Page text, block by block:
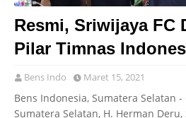
Resmi, Sriwijaya FC
Pilar Timnas
Bens Indo Maret 15, 2021
Bens Indonesia, Sumatera Selatan
Sumatera Selatan, H. Herman